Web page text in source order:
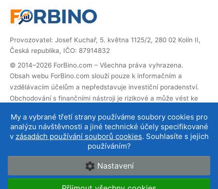
My a vybrané třetí strany používáme soubory cookies pro
analýzu návštěvnosti a jiné technické účely specifikované
v zásadách používání souborů cookies. Souhlasíte s jejich
používáním?
Nastavení
Provozovatel: Josef Kuchař, 5. května 1125/2, 280 02 Kolín II,
Česká republika, IČO: 87914832
© 2014–2026 ForBino.com – Všechna práva vyhrazena.
Obsah webu ForBino.com slouží pouze k informačním a
vzdělávacím účelům a nepředstavuje investiční poradenství.
Obchodování s finančními nástroji je rizikové a může vést ke
Web obsahuje partnerské (affiliate) odkazy. Pokud přes ně
provedete registraci, obdržíme provizi, díky které můžeme web
provozovat a dále rozvíjet. Na cenu služby pro vás to nemá
vliv a affiliate spolupráce neovlivňují našehodnocení brokerů.
O nás | Kontakt | Podmínky používání |
Cookies a